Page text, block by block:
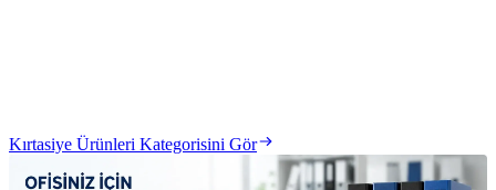
Kırtasiye Ürünleri Kategorisini Gör